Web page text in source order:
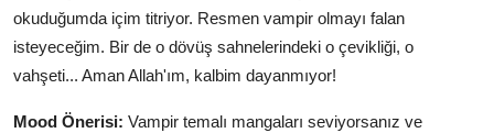
okuduğumda içim titriyor. Resmen vampir olmayı falan
isteyeceğim. Bir de o dövüş sahnelerindeki o çevikliği, o
vahşeti... Aman Allah'ım, kalbim dayanmıyor!
Mood Önerisi: Vampir temalı mangaları seviyorsanız ve